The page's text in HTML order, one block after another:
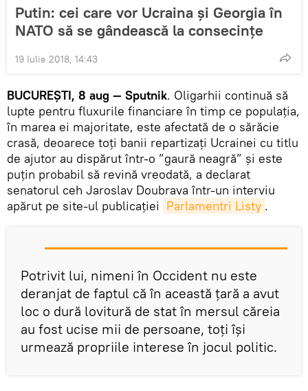
Putin: cei care vor Ucraina și Georgia în
NATO să se gândească la consecințe
19 Iulie 2018, 14:43
BUCUREȘTI, 8 aug — Sputnik. Oligarhii continuă să
lupte pentru fluxurile financiare în timp ce populația,
în marea ei majoritate, este afectată de o sărăcie
crasă, deoarece toți banii repartizați Ucrainei cu titlu
de ajutor au dispărut într-o ”gaură neagră” și este
puțin probabil să revină vreodată, a declarat
senatorul ceh Jaroslav Doubrava într-un interviu
apărut pe site-ul publicației Parlamentri Listy .
Potrivit lui, nimeni în Occident nu este
deranjat de faptul că în această țară a avut
loc o dură lovitură de stat în mersul căreia
au fost ucise mii de persoane, toți își
urmează propriile interese în jocul politic.